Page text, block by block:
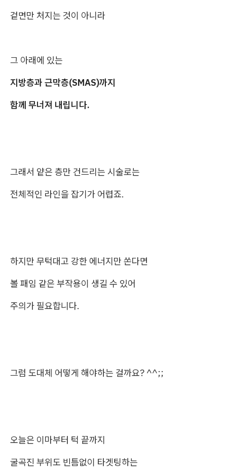
겉면만 처지는 것이 아니라
그 아래에 있는
지방층과 근막층(SMAS)까지
함께 무너져 내립니다.
그래서 얕은 층만 건드리는 시술로는
전체적인 라인을 잡기가 어렵죠.
하지만 무턱대고 강한 에너지만 쏜다면
볼 패임 같은 부작용이 생길 수 있어
주의가 필요합니다.
그럼 도대체 어떻게 해야하는 걸까요? ^^;;
오늘은 이마부터 턱 끝까지
굴곡진 부위도 빈틈없이 타겟팅하는